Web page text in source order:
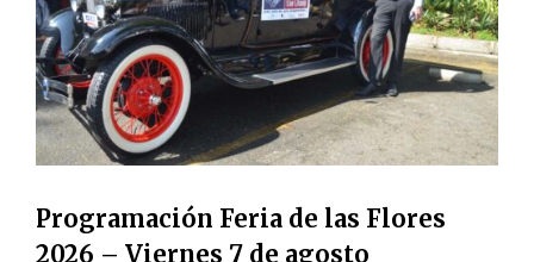
Programación Feria de las Flores
2026 – Viernes 7 de agosto